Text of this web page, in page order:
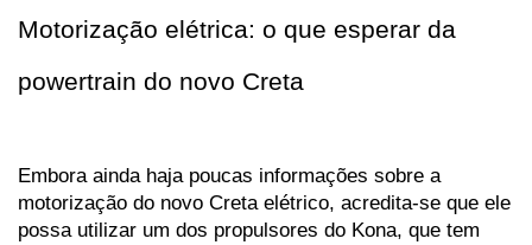
Motorização elétrica: o que esperar da
powertrain do novo Creta
Embora ainda haja poucas informações sobre a
motorização do novo Creta elétrico, acredita-se que ele
possa utilizar um dos propulsores do Kona, que tem